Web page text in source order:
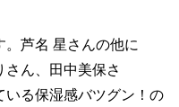
。芦名 星さんの他に
さん、田中美保さ
いる保湿感バツグン！の